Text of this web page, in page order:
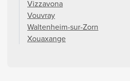
Vizzavona
Vouvray
Waltenheim-sur-Zorn
Xouaxange